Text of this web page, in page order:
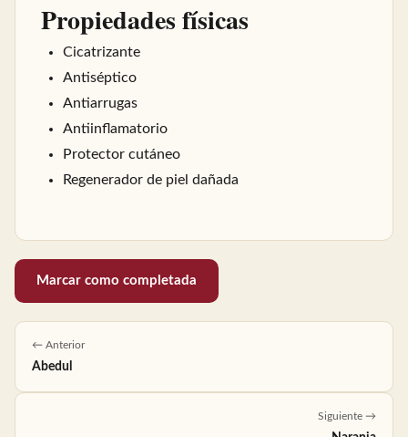
Propiedades físicas
Cicatrizante
Antiséptico
Antiarrugas
Antiinflamatorio
Protector cutáneo
Regenerador de piel dañada
Marcar como completada
← Anterior
Abedul
Siguiente →